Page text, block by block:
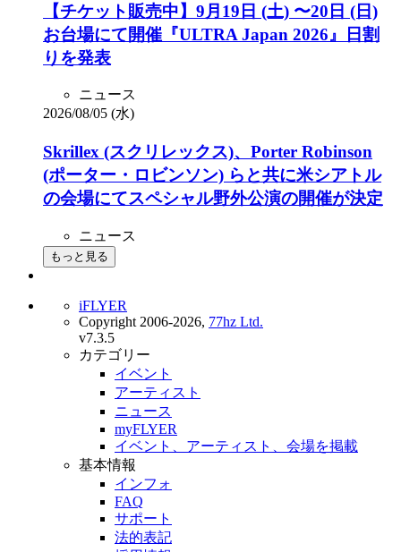
【チケット販売中】9月19日 (土) 〜20日 (日)
お台場にて開催『ULTRA Japan 2026』日割
りを発表
ニュース
2026/08/05 (水)
Skrillex (スクリレックス)、Porter Robinson
(ポーター・ロビンソン) らと共に米シアトル
の会場にてスペシャル野外公演の開催が決定
ニュース
もっと見る
iFLYER
Copyright 2006-2026, 77hz Ltd.
v7.3.5
カテゴリー
イベント
アーティスト
ニュース
myFLYER
イベント、アーティスト、会場を掲載
基本情報
インフォ
FAQ
サポート
法的表記